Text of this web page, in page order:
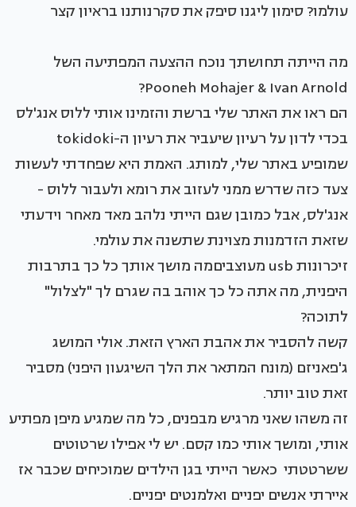
עולמו? סימון ליגנו סיפק את סקרנותנו בראיון קצר
מה הייתה תחושתך נוכח ההצעה המפתיעה השל
Pooneh Mohajer & Ivan Arnold?
הם ראו את האתר שלי ברשת והזמינו אותי ללוס אנג'לס
בכדי לדון על רעיון שיעביר את רעיון ה-tokidoki
שמופיע באתר שלי, למותג. האמת היא שפחדתי לעשות
צעד כזה שדרש ממני לעזוב את רומא ולעבור ללוס -
אנג'לס, אבל כמובן שגם הייתי נלהב מאד מאחר וידעתי
שזאת הזדמנות מצוינת שתשנה את עולמי.
זיכרונות usb מעוצביםמה מושך אותך כל כך בתרבות
היפנית, מה אתה כל כך אוהב בה שגרם לך "לצלול"
לתוכה?
קשה להסביר את אהבת הארץ הזאת. אולי המושג
ג'פאניזם (מונח המתאר את הלך השיגעון היפני) מסביר
זאת טוב יותר.
זה משהו שאני מרגיש מבפנים, כל מה שמגיע מיפן מפתיע
אותי, ומושך אותי כמו קסם. יש לי אפילו שרטוטים
ששרטטתי כאשר הייתי בגן הילדים שמוכיחים שכבר אז
איירתי אנשים יפניים ואלמנטים יפניים.